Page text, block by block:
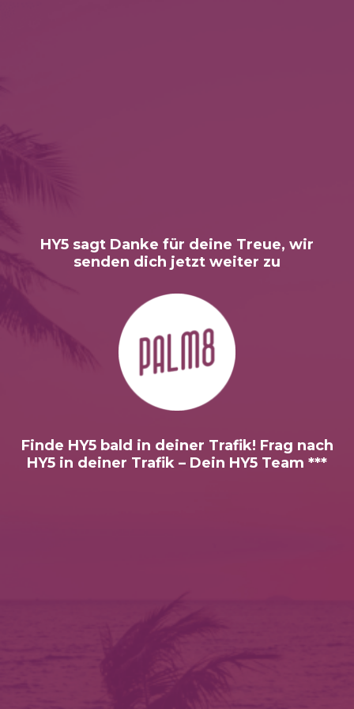
HY5 sagt Danke für deine Treue, wir
senden dich jetzt weiter zu
Finde HY5 bald in deiner Trafik! Frag nach
HY5 in deiner Trafik – Dein HY5 Team ***